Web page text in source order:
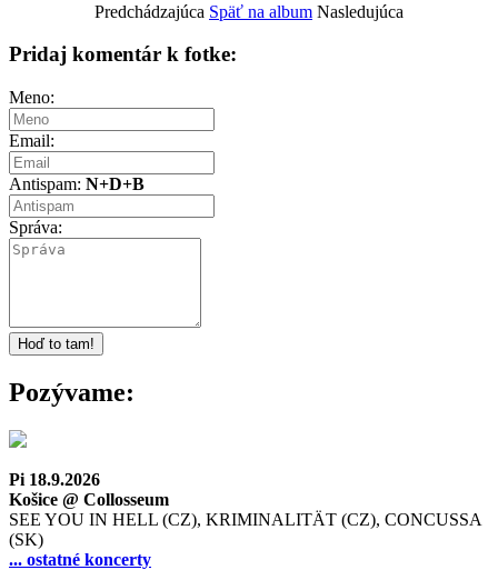
Predchádzajúca Späť na album Nasledujúca
Pridaj komentár k fotke:
Meno:
Email:
Antispam: N+D+B
Správa:
Pozývame:
Pi 18.9.2026
Košice @ Collosseum
SEE YOU IN HELL (CZ), KRIMINALITÄT (CZ), CONCUSSA
(SK)
... ostatné koncerty